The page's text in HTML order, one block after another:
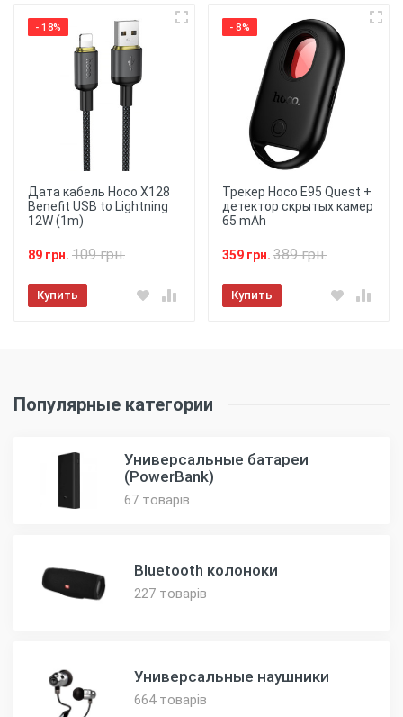
- 18%
Дата кабель Hoco X128
Benefit USB to Lightning
12W (1m)
89 грн. 109 грн.
Купить
- 8%
Трекер Hoco E95 Quest +
детектор скрытых камер
65 mAh
359 грн. 389 грн.
Купить
Популярные категории
Универсальные батареи
(PowerBank)
67 товарів
Bluetooth колоноки
227 товарів
Универсальные наушники
664 товарів